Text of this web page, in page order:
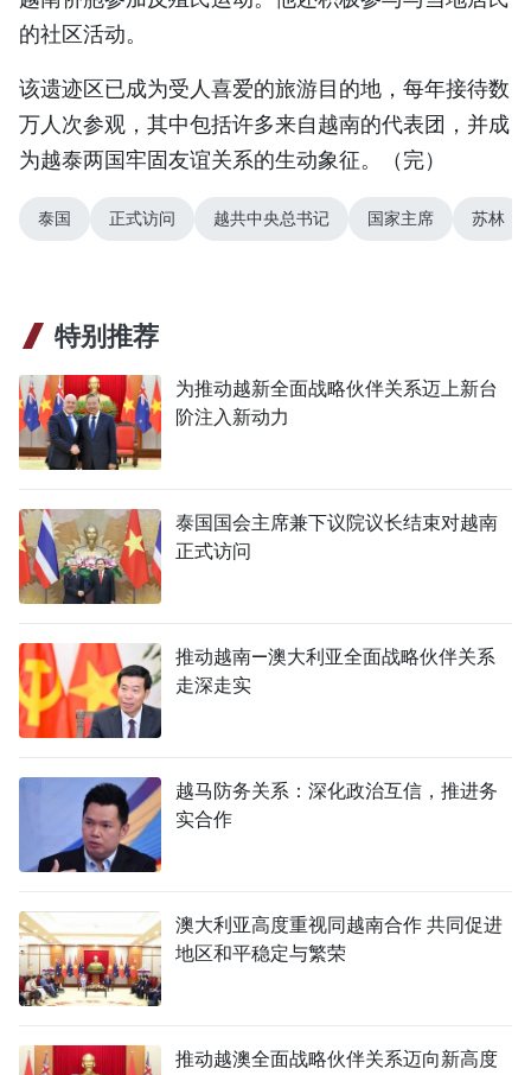
的社区活动。
该遗迹区已成为受人喜爱的旅游目的地，每年接待数
万人次参观，其中包括许多来自越南的代表团，并成
为越泰两国牢固友谊关系的生动象征。（完）
泰国 正式访问 越共中央总书记 国家主席 苏林
特别推荐
为推动越新全面战略伙伴关系迈上新台
阶注入新动力
泰国国会主席兼下议院议长结束对越南
正式访问
推动越南—澳大利亚全面战略伙伴关系
走深走实
越马防务关系：深化政治互信，推进务
实合作
澳大利亚高度重视同越南合作 共同促进
地区和平稳定与繁荣
推动越澳全面战略伙伴关系迈向新高度